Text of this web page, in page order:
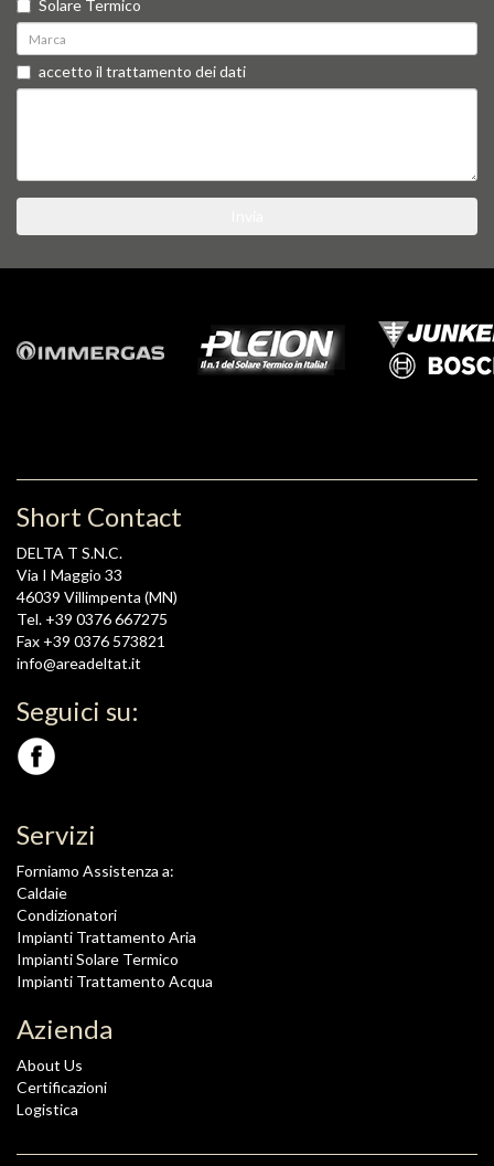
Solare Termico
accetto il trattamento dei dati
Short Contact
DELTA T S.N.C.
Via I Maggio 33
46039 Villimpenta (MN)
Tel. +39 0376 667275
Fax +39 0376 573821
info@areadeltat.it
Seguici su:
Servizi
Forniamo Assistenza a:
Caldaie
Condizionatori
Impianti Trattamento Aria
Impianti Solare Termico
Impianti Trattamento Acqua
Azienda
About Us
Certificazioni
Logistica